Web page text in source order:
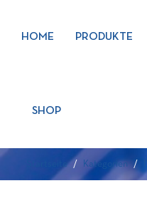
HOME PRODUKTE
SHOP
Startseite Kategorien